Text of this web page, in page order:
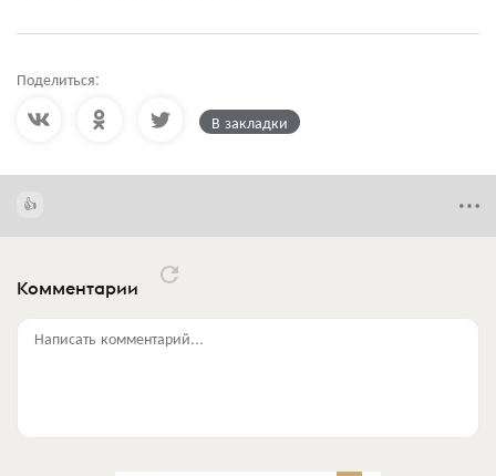
Поделиться:
В закладки
Комментарии
Написать комментарий...